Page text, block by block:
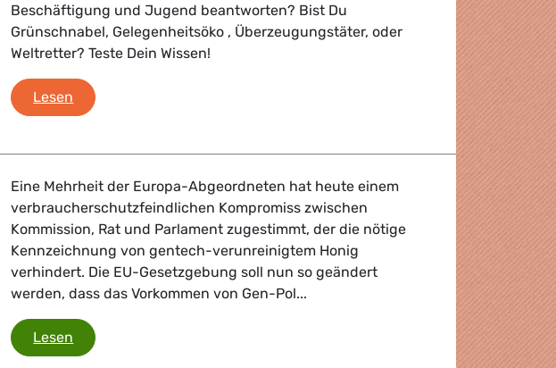
Beschäftigung und Jugend beantworten? Bist Du
Grünschnabel, Gelegenheitsöko , Überzeugungstäter, oder
Weltretter? Teste Dein Wissen!
Lesen Green Quiz
Eine Mehrheit der Europa-Abgeordneten hat heute einem
verbraucherschutzfeindlichen Kompromiss zwischen
Kommission, Rat und Parlament zugestimmt, der die nötige
Kennzeichnung von gentech-verunreinigtem Honig
verhindert. Die EU-Gesetzgebung soll nun so geändert
werden, dass das Vorkommen von Gen-Pol...
Lesen Gen-Honig